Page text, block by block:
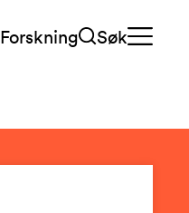
Forskning Søk